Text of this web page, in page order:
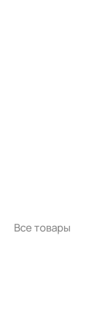
Все товары